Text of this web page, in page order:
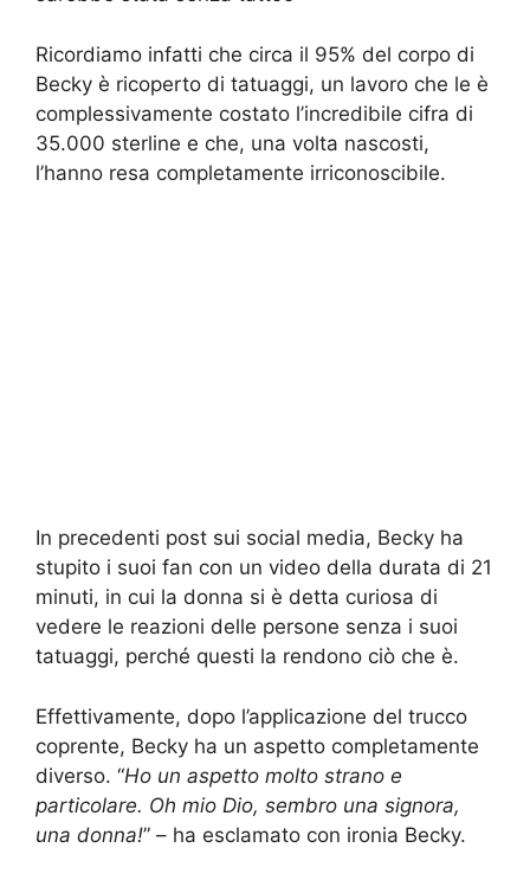
Ricordiamo infatti che circa il 95% del corpo di
Becky è ricoperto di tatuaggi, un lavoro che le è
complessivamente costato l’incredibile cifra di
35.000 sterline e che, una volta nascosti,
l’hanno resa completamente irriconoscibile.
In precedenti post sui social media, Becky ha
stupito i suoi fan con un video della durata di 21
minuti, in cui la donna si è detta curiosa di
vedere le reazioni delle persone senza i suoi
tatuaggi, perché questi la rendono ciò che è.
Effettivamente, dopo l’applicazione del trucco
coprente, Becky ha un aspetto completamente
diverso. “Ho un aspetto molto strano e
particolare. Oh mio Dio, sembro una signora,
una donna!” – ha esclamato con ironia Becky.